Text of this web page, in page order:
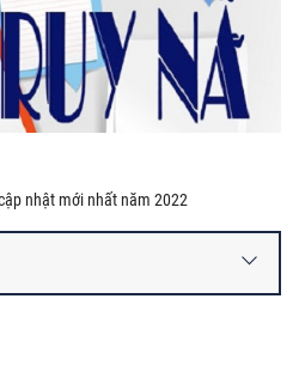
nhật mới nhất năm 2022